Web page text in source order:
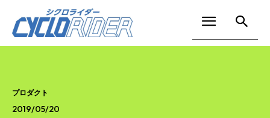
プロダクト
2019/05/20